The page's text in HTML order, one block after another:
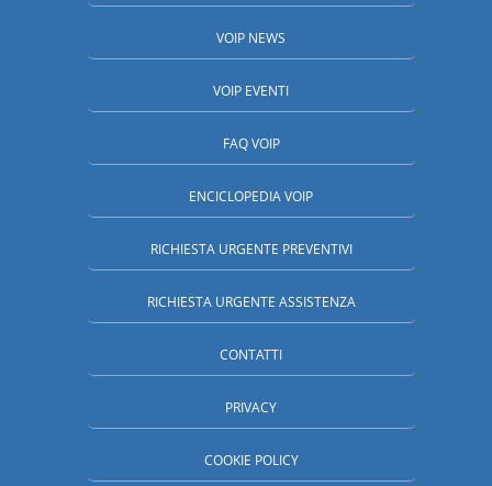
VOIP NEWS
VOIP EVENTI
FAQ VOIP
ENCICLOPEDIA VOIP
RICHIESTA URGENTE PREVENTIVI
RICHIESTA URGENTE ASSISTENZA
CONTATTI
PRIVACY
COOKIE POLICY